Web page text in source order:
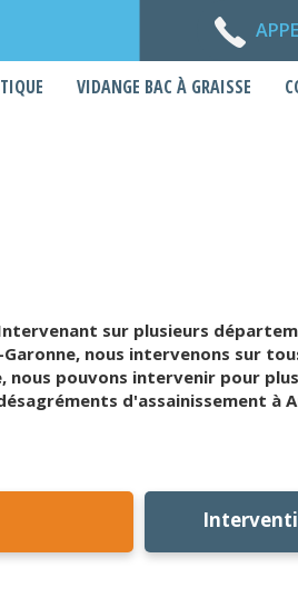
VIDANGE BAC À GRAISSE
sur plusieurs
nous intervenons sur
pouvons intervenir pour
d'assainissement à